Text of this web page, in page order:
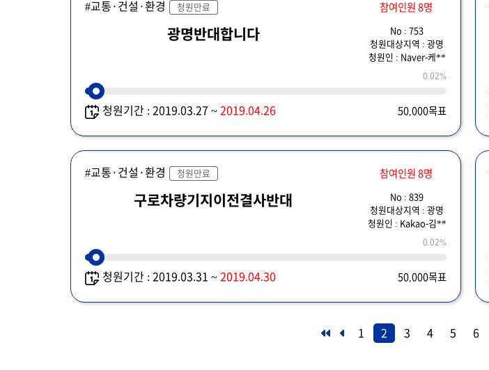
#교통·건설·환경 청원만료 참여인원 8명
광명반대합니다
No : 753
청원대상지역 : 광명
청원인 : Naver-케**
0.02%
청원기간 : 2019.03.27 ~ 2019.04.26 50,000목표
#교통·건설·환경 청원만료 참여인원 8명
구로차량기지이전결사반대
No : 839
청원대상지역 : 광명
청원인 : Kakao-김**
0.02%
청원기간 : 2019.03.31 ~ 2019.04.30 50,000목표
1 2 3 4 5 6